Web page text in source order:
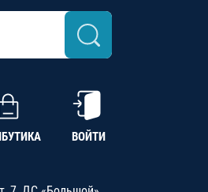
ВОЙТИ